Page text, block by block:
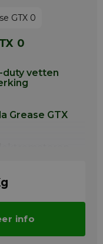
0
duty vetten
Grease GTX
Zwaar
Kan
op
info